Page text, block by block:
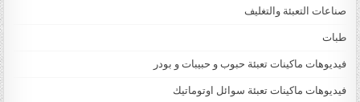
صناعات التعبئة والتغليف
طبات
فيديوهات ماكينات تعبئة حبوب و حبيبات و بودر
فيديوهات ماكينات تعبئة سوائل اوتوماتيك